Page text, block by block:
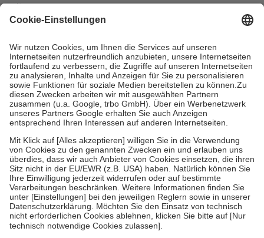
mit.
Grundsätzlich leisten Mitglieder Zuzahlungen in Höhe von zehn
höchstens zehn Euro.
Es sind jedoch nie mehr als die tatsächlichen
Kosten der Leistung zu entrichten.
Diese Regeln gelten grundsätzlich auch für Online-Apotheken.
Bei Heilmitteln und häuslicher Krankenpflege beträgt die
Zuzahlung zehn Prozent der Kosten sowie zehn Euro je
Verordnung.
Um das Engagement der Versicherten für ihre eigene Gesundheit zu
stärken und die besondere Stellung der Familie zu unterstützen,
fallenkeine Zuzahlungenan bei:
• Kindern und Jugendlichen bis zum vollendeten 18. Lebensjahr
mit Ausnahme der Fahrkosten
• Untersuchungen zur Vorsorge und Früherkennung, die von der
GKV getragen werden
• empfohlenen Schutzimpfungen
• Harn- und Blutteststreifen